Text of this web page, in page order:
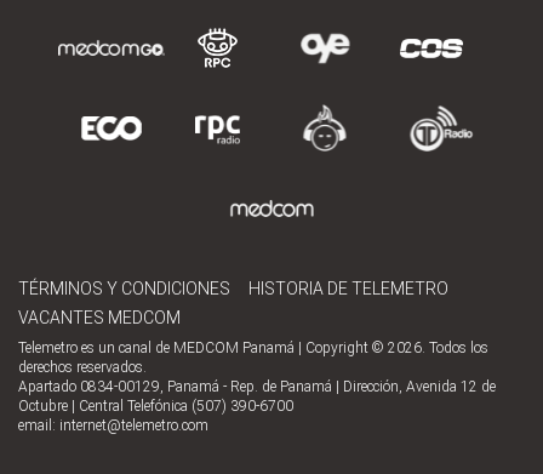
TÉRMINOS Y CONDICIONES
HISTORIA DE TELEMETRO
VACANTES MEDCOM
Telemetro es un canal de MEDCOM Panamá | Copyright © 2026. Todos los
derechos reservados.
Apartado 0834-00129, Panamá - Rep. de Panamá | Dirección, Avenida 12 de
Octubre | Central Telefónica (507) 390-6700
email: internet@telemetro.com